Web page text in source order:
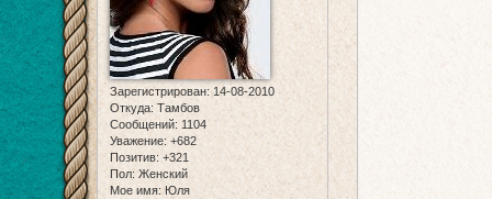
Зарегистрирован: 14-08-2010
Откуда: Тамбов
Сообщений: 1104
Уважение: +682
Позитив: +321
Пол: Женский
Мое имя: Юля